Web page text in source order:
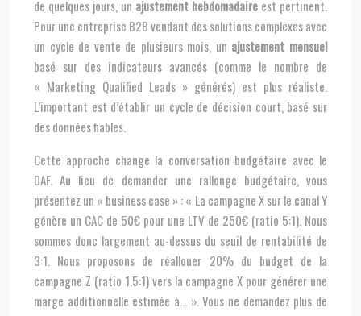
de quelques jours, un ajustement hebdomadaire est pertinent.
Pour une entreprise B2B vendant des solutions complexes avec
un cycle de vente de plusieurs mois, un ajustement mensuel
basé sur des indicateurs avancés (comme le nombre de
« Marketing Qualified Leads » générés) est plus réaliste.
L’important est d’établir un cycle de décision court, basé sur
des données fiables.
Cette approche change la conversation budgétaire avec le
DAF. Au lieu de demander une rallonge budgétaire, vous
présentez un « business case » : « La campagne X sur le canal Y
génère un CAC de 50€ pour une LTV de 250€ (ratio 5:1). Nous
sommes donc largement au-dessus du seuil de rentabilité de
3:1. Nous proposons de réallouer 20% du budget de la
campagne Z (ratio 1.5:1) vers la campagne X pour générer une
marge additionnelle estimée à… ». Vous ne demandez plus de